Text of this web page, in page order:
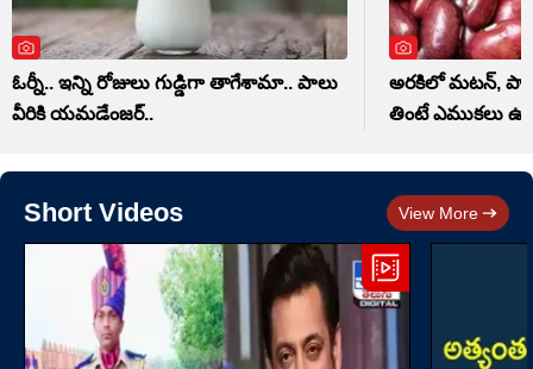
ఓర్నీ.. ఇన్ని రోజులు గుడ్డిగా తాగేశామా.. పాలు
వీరికి యమడేంజర్..
అరకిలో మటన్,
తింటే ఎముకలు
Short Videos View More